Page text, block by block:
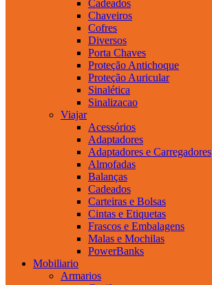
Cadeados
Chaveiros
Cofres
Diversos
Porta Chaves
Proteção Antichoque
Proteção Auricular
Sinalética
Sinalizacao
Viajar
Acessórios
Adaptadores
Adaptadores e Carregadores
Almofadas
Balanças
Cadeados
Carteiras e Bolsas
Cintas e Etiquetas
Frascos e Embalagens
Malas e Mochilas
PowerBanks
Mobiliario
Armarios